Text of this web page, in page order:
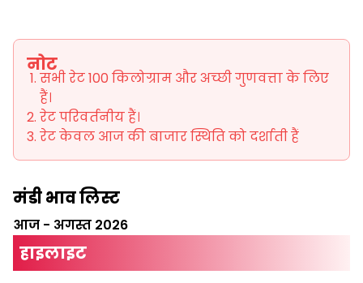
नोट
सभी रेट 100 किलोग्राम और अच्छी गुणवत्ता के लिए
हैं।
रेट परिवर्तनीय हैं।
रेट केवल आज की बाजार स्थिति को दर्शाती हैं
मंडी भाव लिस्ट
आज - अगस्त 2026
हाइलाइट